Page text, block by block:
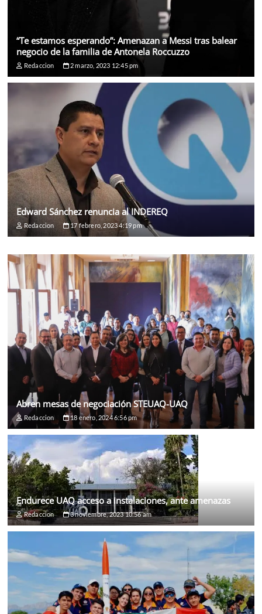
“Te estamos esperando”: Amenazan a Messi tras balear
negocio de la familia de Antonela Roccuzzo
Redaccion 2 marzo, 2023 12:45 pm
Edward Sánchez renuncia al INDEREQ
Redaccion 17 febrero, 2023 4:19 pm
Abren mesas de negociación STEUAQ-UAQ
Redaccion 18 enero, 2024 6:56 pm
Endurece UAQ acceso a instalaciones, ante amenazas
Redaccion 3 noviembre, 2023 10:56 am